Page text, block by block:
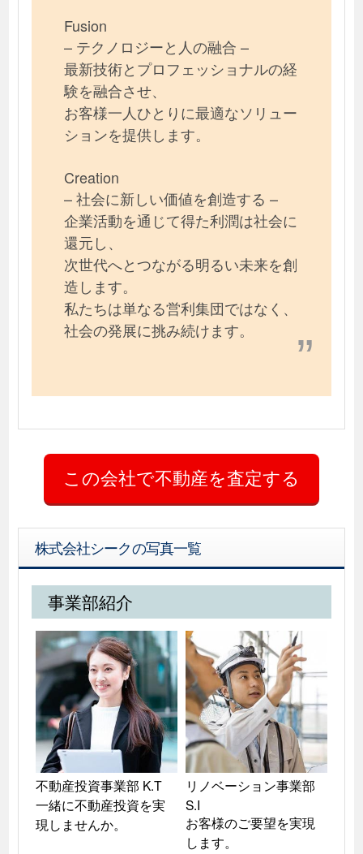
Fusion
– テクノロジーと人の融合 –
最新技術とプロフェッショナルの経
験を融合させ、
お客様一人ひとりに最適なソリュー
ションを提供します。
Creation
– 社会に新しい価値を創造する –
企業活動を通じて得た利潤は社会に
還元し、
次世代へとつながる明るい未来を創
造します。
私たちは単なる営利集団ではなく、
社会の発展に挑み続けます。
株式会社シークの写真一覧
事業部紹介
不動産投資事業部 K.T
一緒に不動産投資を実
現しませんか。
リノベーション事業部
S.I
お客様のご要望を実現
します。